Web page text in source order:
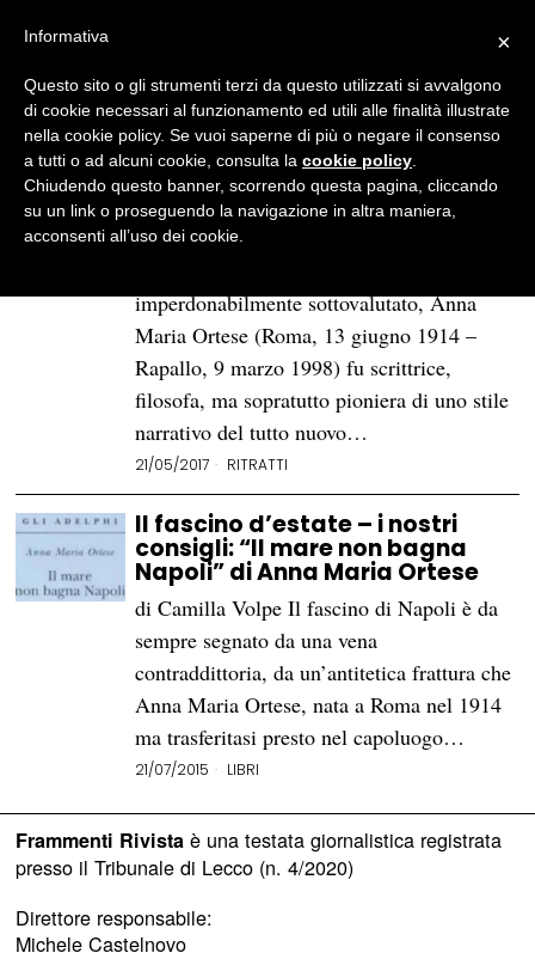
BROWSE TAG
Anna Maria Ortese
Anna Maria Ortese: la
solitudine animale nella
trilogia del realismo magico
imperdonabilmente sottovalutato, Anna
Maria Ortese (Roma, 13 giugno 1914 –
Rapallo, 9 marzo 1998) fu scrittrice,
filosofa, ma sopratutto pioniera di uno stile
narrativo del tutto nuovo…
21/05/2017 RITRATTI
Il fascino d’estate – i nostri
consigli: “Il mare non bagna
Napoli” di Anna Maria Ortese
di Camilla Volpe Il fascino di Napoli è da
sempre segnato da una vena
contraddittoria, da un’antitetica frattura che
Anna Maria Ortese, nata a Roma nel 1914
ma trasferitasi presto nel capoluogo…
21/07/2015 LIBRI
Frammenti Rivistaè una testata giornalistica registrata
presso il Tribunale di Lecco (n. 4/2020)
Direttore responsabile:
Michele Castelnovo
×
Informativa
Questo sito o gli strumenti terzi da questo utilizzati si avvalgono
di cookie necessari al funzionamento ed utili alle finalità illustrate
nella cookie policy. Se vuoi saperne di più o negare il consenso
a tutti o ad alcuni cookie, consulta la cookie policy
Chiudendo questo banner, scorrendo questa pagina, cliccando
su un link o proseguendo la navigazione in altra maniera,
acconsenti all’uso dei cookie.